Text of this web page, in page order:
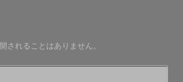
されることはありません。